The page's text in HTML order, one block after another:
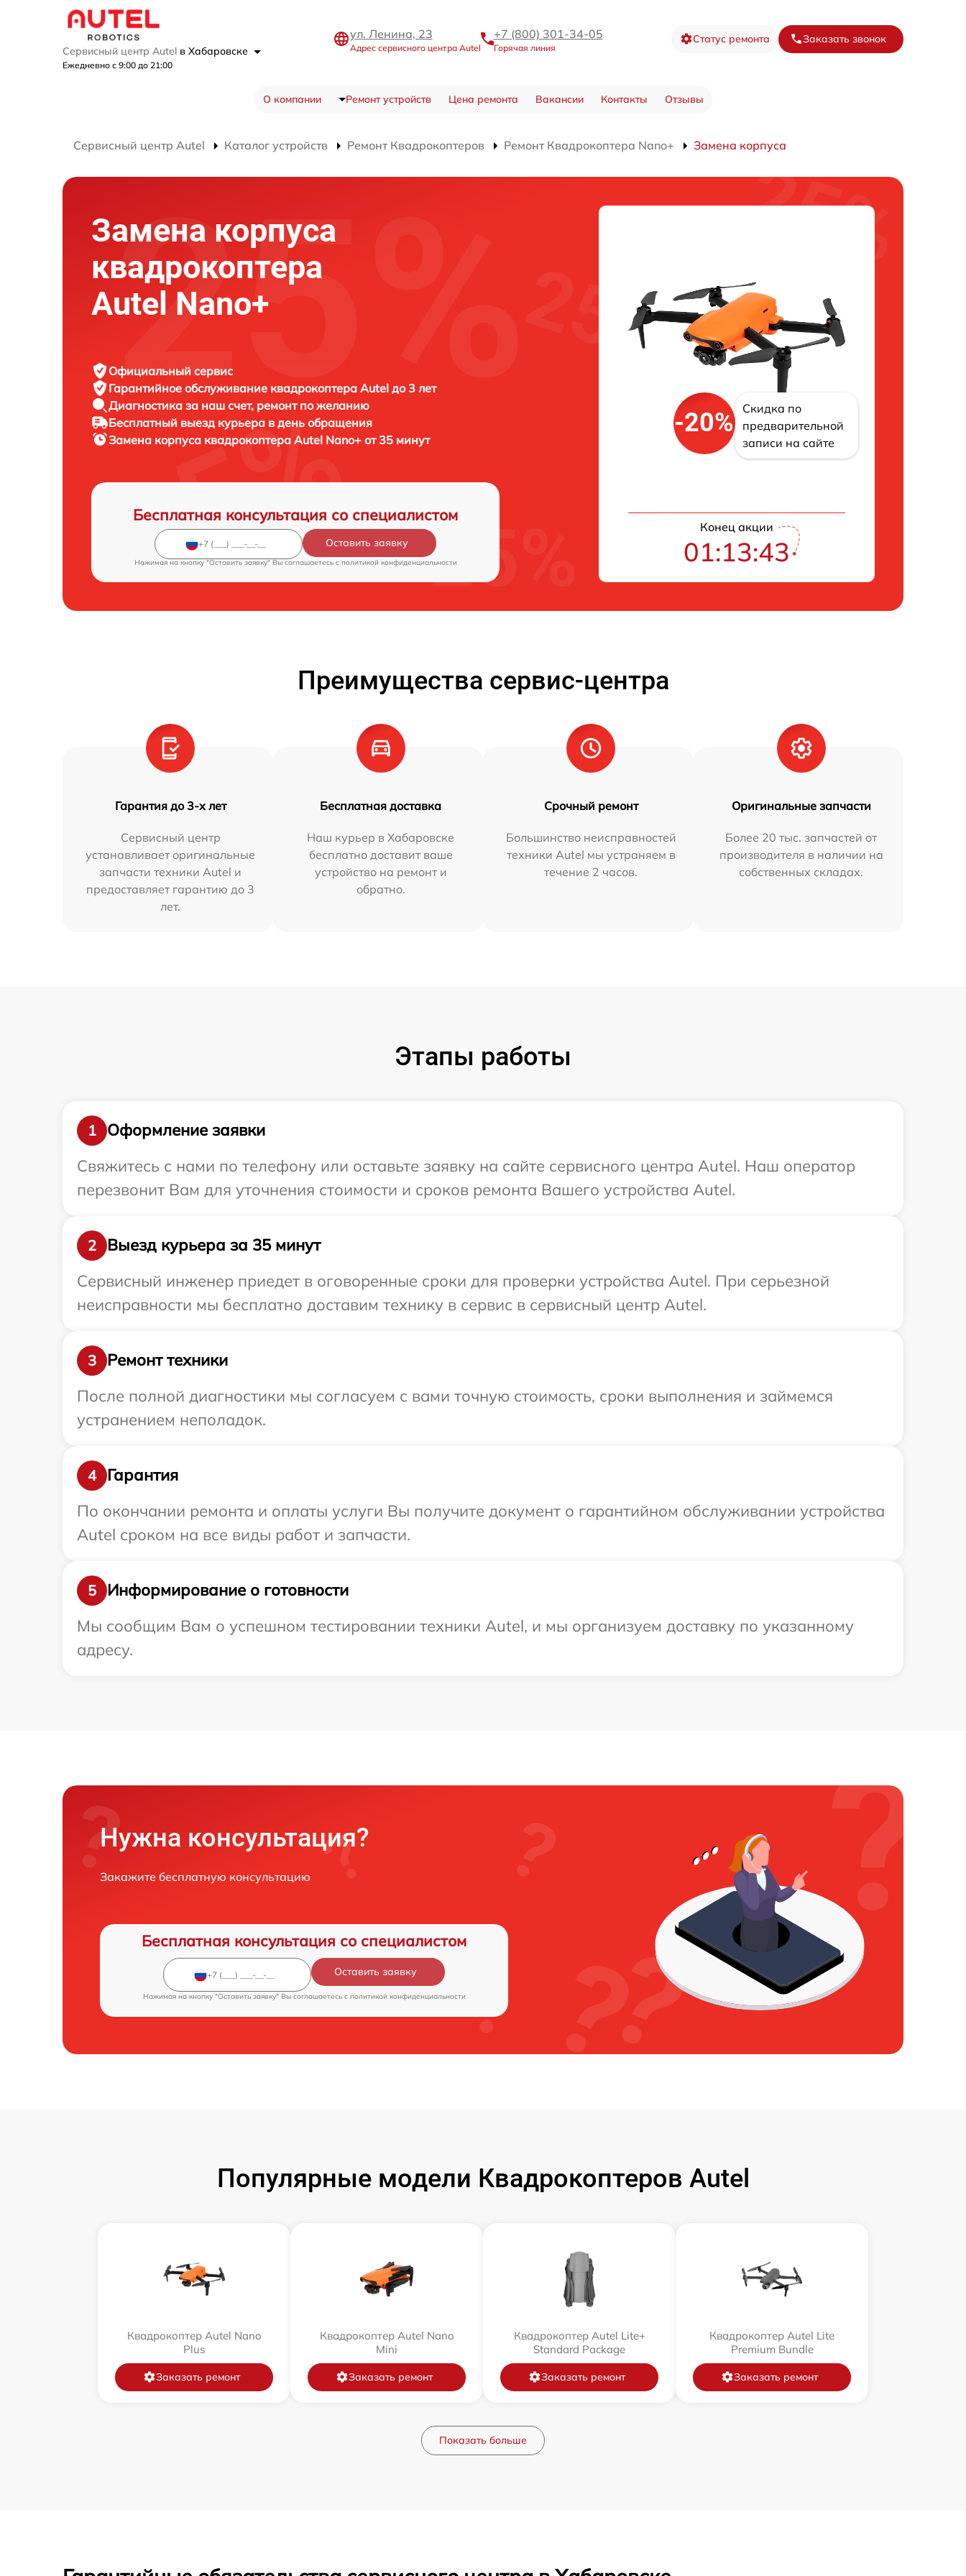
Сервисный центр Autel в Хабаровске
Ежедневно с 9:00 до 21:00
ул. Ленина, 23
Адрес сервисного центра Autel
+7 (800) 301-34-05
Горячая линия
Статус ремонта Заказать звонок
О компании Ремонт устройств Цена ремонта Вакансии Контакты Отзывы
Сервисный центр Autel Каталог устройств Ремонт Квадрокоптеров Ремонт Квадрокоптера Nano+ Замена корпуса
Замена корпуса
квадрокоптера
Autel Nano+
Официальный сервис
Гарантийное обслуживание квадрокоптера Autel до 3 лет
Диагностика за наш счет, ремонт по желанию
Бесплатный выезд курьера в день обращения
Замена корпуса квадрокоптера Autel Nano+ от 35 минут
Бесплатная консультация со специалистом
Оставить заявку
Нажимая на кнопку "Оставить заявку" Вы соглашаетесь c политикой конфиденциальности
-20%
Скидка по
предварительной
записи на сайте
Конец акции
01:13:42
Преимущества сервис-центра
Гарантия до 3-х лет
Сервисный центр
устанавливает оригинальные
запчасти техники Autel и
предоставляет гарантию до 3
лет.
Бесплатная доставка
Наш курьер в Хабаровске
бесплатно доставит ваше
устройство на ремонт и
обратно.
Срочный ремонт
Большинство неисправностей
техники Autel мы устраняем в
течение 2 часов.
Оригинальные запчасти
Более 20 тыс. запчастей от
производителя в наличии на
собственных складах.
Этапы работы
1
Оформление заявки
Свяжитесь с нами по телефону или оставьте заявку на сайте сервисного центра Autel. Наш оператор
перезвонит Вам для уточнения стоимости и сроков ремонта Вашего устройства Autel.
2
Выезд курьера за 35 минут
Сервисный инженер приедет в оговоренные сроки для проверки устройства Autel. При серьезной
неисправности мы бесплатно доставим технику в сервис в сервисный центр Autel.
3
Ремонт техники
После полной диагностики мы согласуем с вами точную стоимость, сроки выполнения и займемся
устранением неполадок.
4
Гарантия
По окончании ремонта и оплаты услуги Вы получите документ о гарантийном обслуживании устройства
Autel сроком на все виды работ и запчасти.
5
Информирование о готовности
Мы сообщим Вам о успешном тестировании техники Autel, и мы организуем доставку по указанному
адресу.
Нужна консультация?
Закажите бесплатную консультацию
Бесплатная консультация со специалистом
Оставить заявку
Нажимая на кнопку "Оставить заявку" Вы соглашаетесь c политикой конфиденциальности
Популярные модели Квадрокоптеров Autel
Квадрокоптер Autel Nano
Plus
Заказать ремонт
Квадрокоптер Autel Nano
Mini
Заказать ремонт
Квадрокоптер Autel Lite+
Standard Package
Заказать ремонт
Квадрокоптер Autel Lite
Premium Bundle
Заказать ремонт
Показать больше